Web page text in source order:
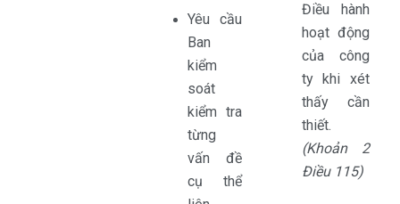
Yêu cầu
Ban
kiểm
soát
kiểm tra
từng
vấn đề
cụ thể
Điều hành
hoạt động
của công
ty khi xét
thấy cần
thiết.
(Khoản 2
Điều 115)